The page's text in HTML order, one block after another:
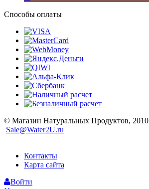
Способы оплаты
© Магазин Натуральных Продуктов, 2010
Sale@Water2U.ru
Контакты
Карта сайта
Войти